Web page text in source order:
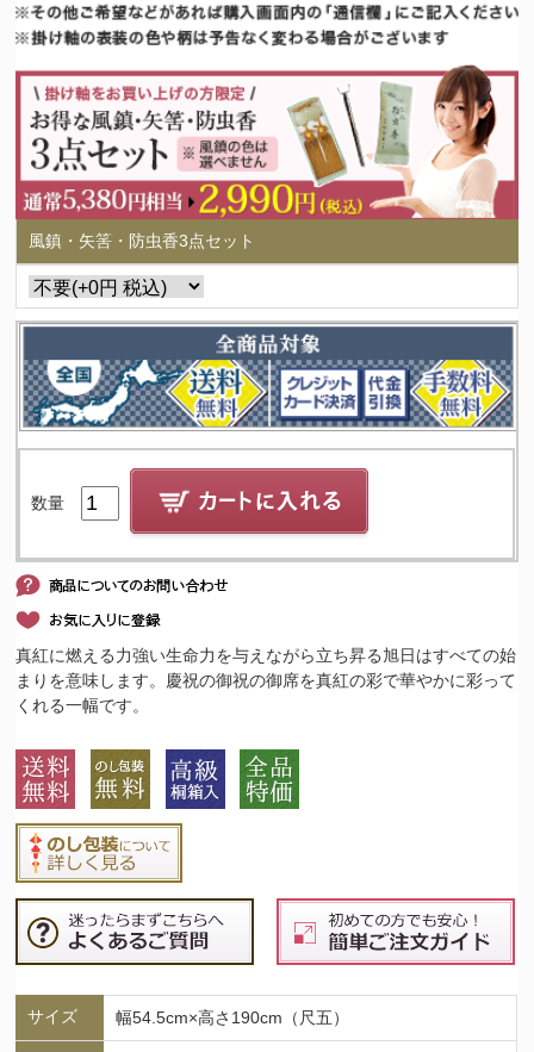
風鎮・矢筈・防虫香3点セット
数量
真紅に燃える力強い生命力を与えながら立ち昇る旭日はすべての始
まりを意味します。慶祝の御祝の御席を真紅の彩で華やかに彩って
くれる一幅です。
サイズ 幅54.5cm×高さ190cm（尺五）